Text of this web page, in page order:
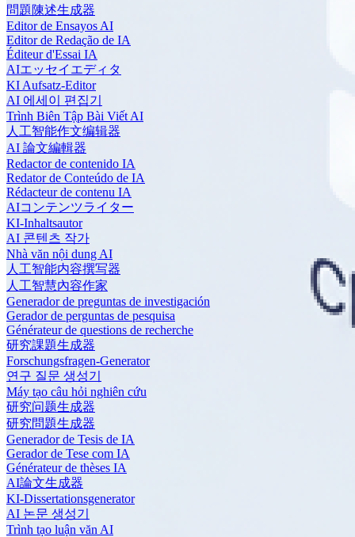
問題陳述生成器
Editor de Ensayos AI
Editor de Redação de IA
Éditeur d'Essai IA
AIエッセイエディタ
KI Aufsatz-Editor
AI 에세이 편집기
Trình Biên Tập Bài Viết AI
人工智能作文编辑器
AI 論文編輯器
Redactor de contenido IA
Redator de Conteúdo de IA
Rédacteur de contenu IA
AIコンテンツライター
KI-Inhaltsautor
AI 콘텐츠 작가
Nhà văn nội dung AI
人工智能内容撰写器
人工智慧內容作家
Generador de preguntas de investigación
Gerador de perguntas de pesquisa
Générateur de questions de recherche
研究課題生成器
Forschungsfragen-Generator
연구 질문 생성기
Máy tạo câu hỏi nghiên cứu
研究问题生成器
研究問題生成器
Generador de Tesis de IA
Gerador de Tese com IA
Générateur de thèses IA
AI論文生成器
KI-Dissertationsgenerator
AI 논문 생성기
Trình tạo luận văn AI